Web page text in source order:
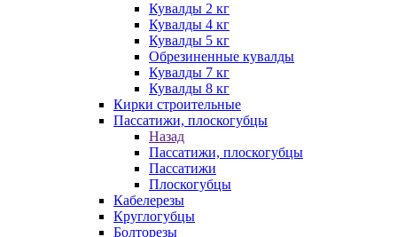
Кувалды 2 кг
Кувалды 4 кг
Кувалды 5 кг
Обрезиненные кувалды
Кувалды 7 кг
Кувалды 8 кг
Кирки строительные
Пассатижи, плоскогубцы
Назад
Пассатижи, плоскогубцы
Пассатижи
Плоскогубцы
Кабелерезы
Круглогубцы
Болторезы